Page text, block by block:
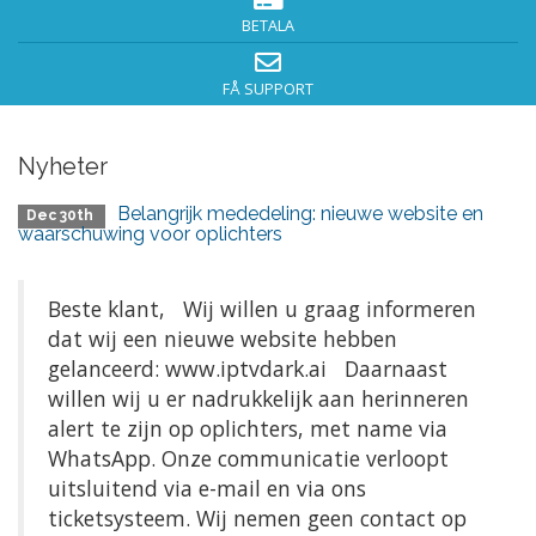
BETALA
FÅ SUPPORT
Nyheter
Dec 30th
Belangrijk mededeling: nieuwe website en
waarschuwing voor oplichters
Beste klant, Wij willen u graag informeren
dat wij een nieuwe website hebben
gelanceerd: www.iptvdark.ai Daarnaast
willen wij u er nadrukkelijk aan herinneren
alert te zijn op oplichters, met name via
WhatsApp. Onze communicatie verloopt
uitsluitend via e-mail en via ons
ticketsysteem. Wij nemen geen contact op